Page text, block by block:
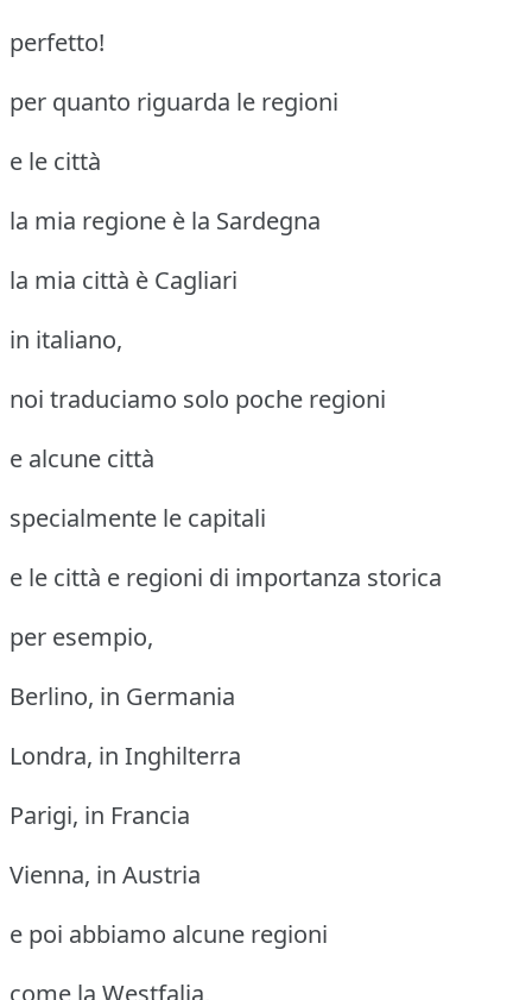
perfetto!
per quanto riguarda le regioni
e le città
la mia regione è la Sardegna
la mia città è Cagliari
in italiano,
noi traduciamo solo poche regioni
e alcune città
specialmente le capitali
e le città e regioni di importanza storica
per esempio,
Berlino, in Germania
Londra, in Inghilterra
Parigi, in Francia
Vienna, in Austria
e poi abbiamo alcune regioni
come la Westfalia,